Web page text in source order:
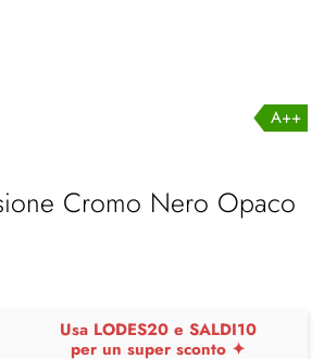
A++
Cromo Nero Opaco
Usa LODES20 e SALDI10
per un super sconto ✦